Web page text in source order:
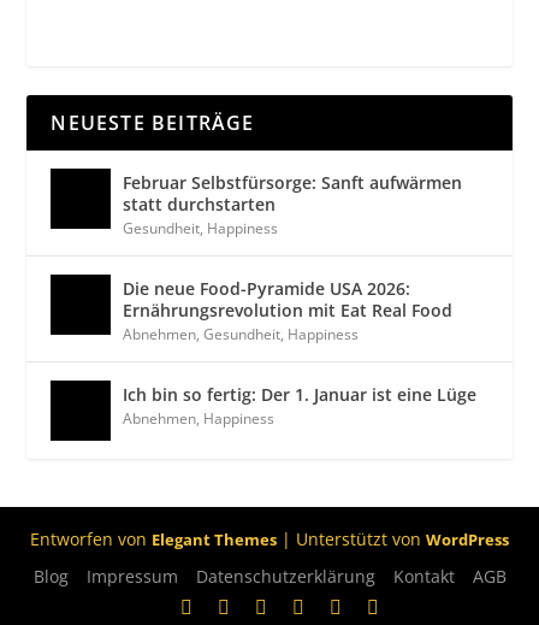
NEUESTE BEITRÄGE
Februar Selbstfürsorge: Sanft aufwärmen
statt durchstarten
Gesundheit, Happiness
Die neue Food-Pyramide USA 2026:
Ernährungsrevolution mit Eat Real Food
Abnehmen,Gesundheit, Happiness
Ich bin so fertig: Der 1. Januar ist eine Lüge
Abnehmen, Happiness
Entworfen von Elegant Themes | Unterstützt von WordPress
Blog Impressum Datenschutzerklärung Kontakt AGB